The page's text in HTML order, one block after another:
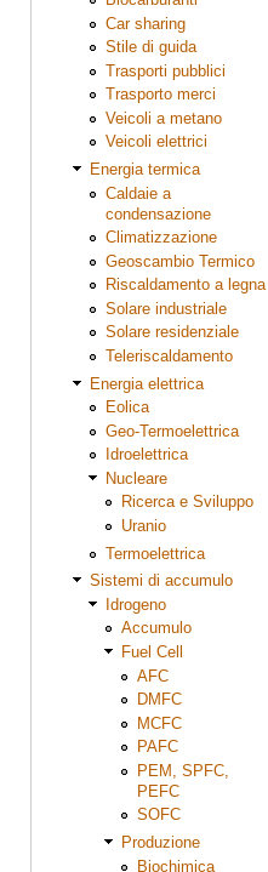
Car sharing
Stile di guida
Trasporti pubblici
Trasporto merci
Veicoli a metano
Veicoli elettrici
Energia termica
Caldaie a
condensazione
Climatizzazione
Geoscambio Termico
Riscaldamento a legna
Solare industriale
Solare residenziale
Teleriscaldamento
Energia elettrica
Eolica
Geo-Termoelettrica
Idroelettrica
Nucleare
Ricerca e Sviluppo
Uranio
Termoelettrica
Sistemi di accumulo
Idrogeno
Accumulo
Fuel Cell
AFC
DMFC
MCFC
PAFC
PEM, SPFC,
PEFC
SOFC
Produzione
Biochimica